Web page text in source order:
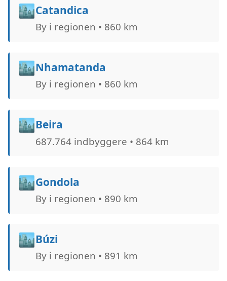
🏙️Catandica
By i regionen • 860 km
🏙️Nhamatanda
By i regionen • 860 km
🏙️Beira
687.764 indbyggere • 864 km
🏙️Gondola
By i regionen • 890 km
🏙️Búzi
By i regionen • 891 km